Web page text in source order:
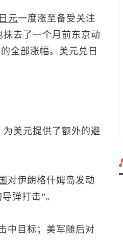
日元一度涨至备受关注
去了一个月前东京动
全部涨幅。 美元兑日
美元提供了额外的避
对伊朗格什姆岛发动
弹打击”。
中目标；美军随后对